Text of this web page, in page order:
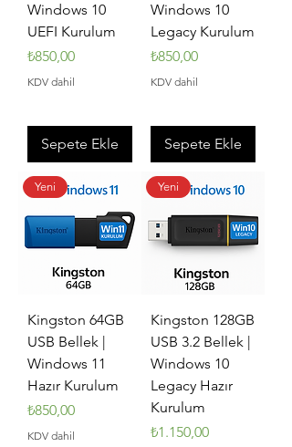
Windows 10
UEFI Kurulum
Fiyat
₺850,00
KDV dahil
Sepete Ekle
Windows 10
Legacy Kurulum
Fiyat
₺850,00
KDV dahil
Sepete Ekle
Yeni
Kingston 64GB
USB Bellek |
Windows 11
Hazır Kurulum
Fiyat
₺850,00
KDV dahil
Yeni
Kingston 128GB
USB 3.2 Bellek |
Windows 10
Legacy Hazır
Kurulum
Fiyat
₺1.150,00